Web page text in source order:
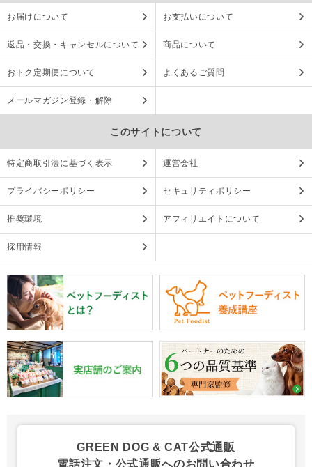
お届けについて お支払いについて
返品・交換・キャンセルについて 商品について
おトク定期便について よくあるご質問
メールマガジン登録・解除
このサイトについて
特定商取引法に基づく表示 運営会社
プライバシーポリシー セキュリティポリシー
推奨環境 アフィリエイトについて
採用情報
GREEN DOG & CAT公式通販
電話注文・公式通販へのお問い合わせ